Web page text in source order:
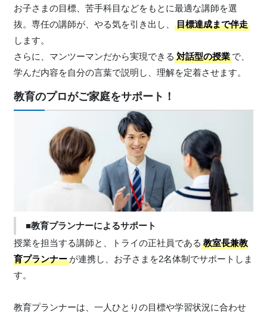
お子さまの目標、苦手科目などをもとに最適な講師を選
抜。専任の講師が、やる気を引き出し、
目標達成まで伴走
します。
さらに、マンツーマンだから実現できる 対話型の授業で、
学んだ内容を自分の言葉で説明し、理解を定着させます。
教育のプロがご家庭をサポート！
■教育プランナーによるサポート
授業を担当する講師と、トライの正社員である 教室長兼教
育プランナーが連携し、お子さまを2名体制でサポートしま
す。
教育プランナーは、一人ひとりの目標や学習状況に合わせ